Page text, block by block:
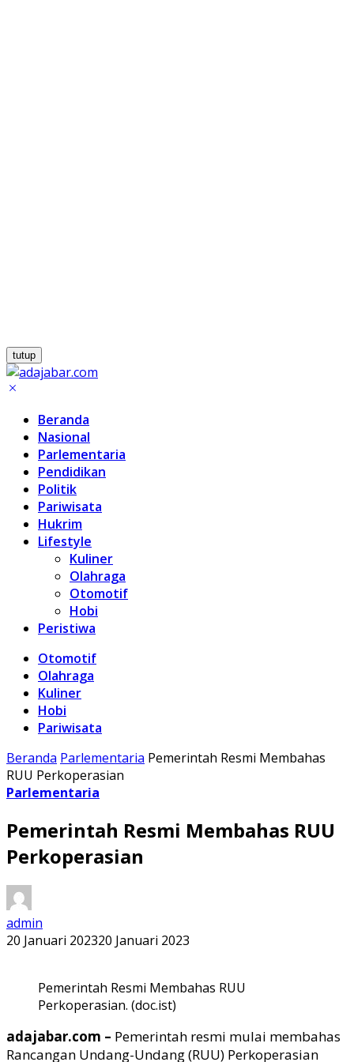
tutup
Beranda
Nasional
Parlementaria
Pendidikan
Politik
Pariwisata
Hukrim
Lifestyle
Kuliner
Olahraga
Otomotif
Hobi
Peristiwa
Otomotif
Olahraga
Kuliner
Hobi
Pariwisata
Beranda Parlementaria Pemerintah Resmi Membahas
RUU Perkoperasian
Parlementaria
Pemerintah Resmi Membahas RUU
Perkoperasian
admin
20 Januari 202320 Januari 2023
Pemerintah Resmi Membahas RUU
Perkoperasian. (doc.ist)
adajabar.com – Pemerintah resmi mulai membahas
Rancangan Undang-Undang (RUU) Perkoperasian